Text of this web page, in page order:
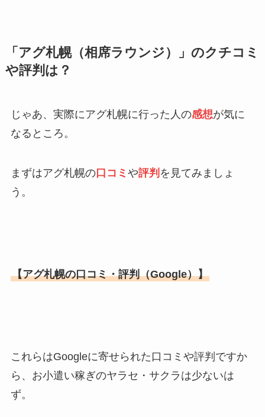
「アグ札幌（相席ラウンジ）」のクチコミ
や評判は？
じゃあ、実際にアグ札幌に行った人の感想が気に
なるところ。
まずはアグ札幌の口コミ や評判 を見てみましょ
う。
【アグ札幌の口コミ・評判（Google）】
これらはGoogleに寄せられた口コミや評判ですか
ら、お小遣い稼ぎのヤラセ・サクラは少ないは
ず。